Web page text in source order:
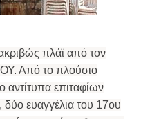
πλάϊ από τον
Από το πλούσιο
αντίτυπα επιταφίων
ευαγγέλια του 17ου